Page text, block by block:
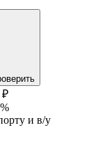
₽
и в/у